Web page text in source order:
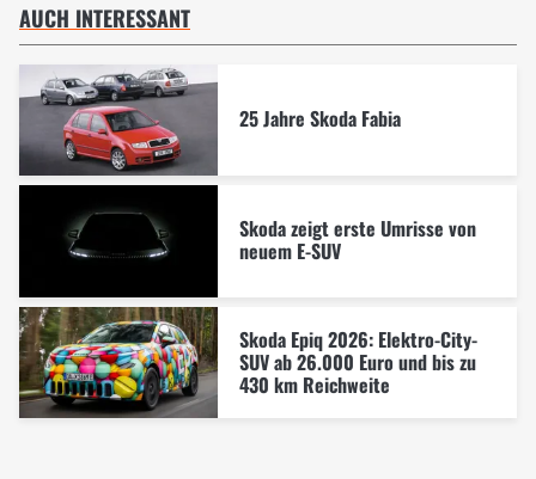
AUCH INTERESSANT
25 Jahre Skoda Fabia
Skoda zeigt erste Umrisse von
neuem E-SUV
Skoda Epiq 2026: Elektro-City-
SUV ab 26.000 Euro und bis zu
430 km Reichweite